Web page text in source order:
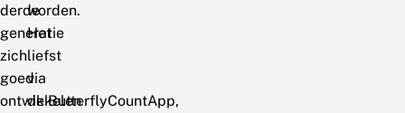
derde
generatie
zich
goed
ontwikkelen
worden.
Het
liefst
via
de ButterflyCountApp,